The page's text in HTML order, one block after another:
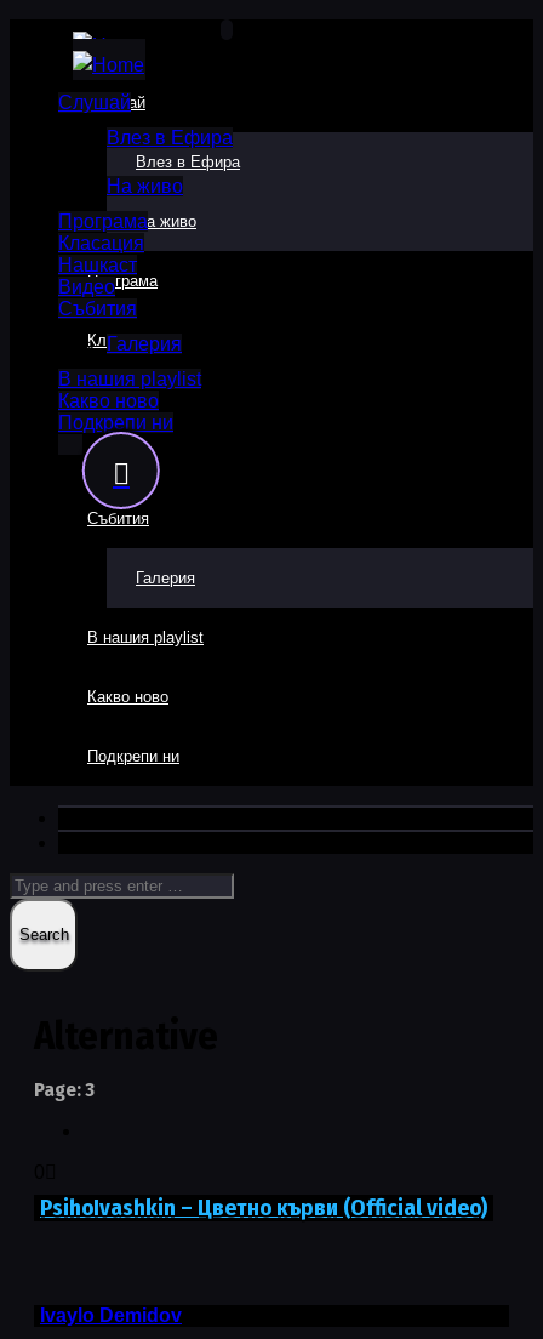
Слушай
Влез в Ефира
На живо
Програма
Класация
Нашкаст
Видео
Събития
Галерия
В нашия playlist
Какво ново
Подкрепи ни
Слушай
Влез в Ефира
На живо
Програма
Класация
Нашкаст
Видео
Събития
Галерия
В нашия playlist
Какво ново
Подкрепи ни
Page: 3
PsihoIvashkin – Цветно кърви (Official video)
Ivaylo Demidov